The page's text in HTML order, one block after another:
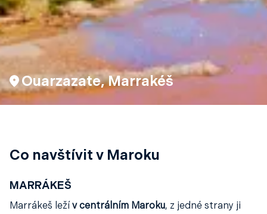
Ouarzazate, Marrakéš
Co navštívit v Maroku
MARRÁKEŠ
Marrákeš leží v centrálním Maroku, z jedné strany ji